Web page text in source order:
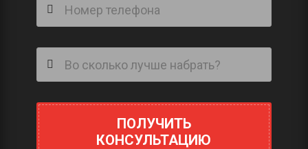
ПОЛУЧИТЬ
КОНСУЛЬТАЦИЮ